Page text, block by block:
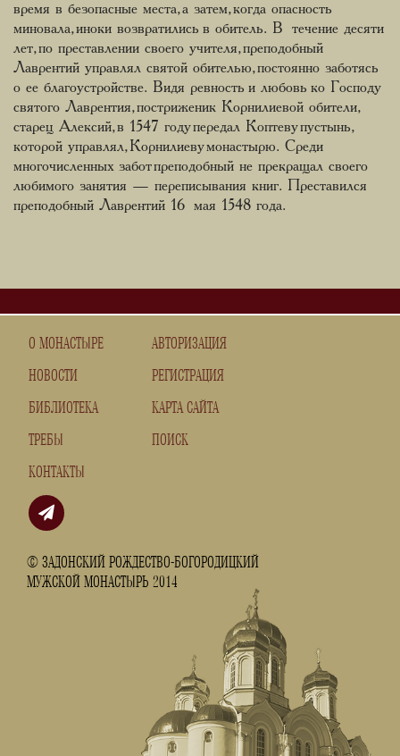
время в безопасные места, а затем, когда опасность
миновала, иноки возвратились в обитель. В течение десяти
лет, по преставлении своего учителя, преподобный
Лаврентий управлял святой обителью, постоянно заботясь
о ее благоустройстве. Видя ревность и любовь ко Господу
святого Лаврентия, постриженик Корнилиевой обители,
старец Алексий, в 1547 году передал Коптеву пустынь,
которой управлял, Корнилиеву монастырю. Среди
многочисленных забот преподобный не прекращал своего
любимого занятия — переписывания книг. Преставился
преподобный Лаврентий 16 мая 1548 года.
О МОНАСТЫРЕ
НОВОСТИ
БИБЛИОТЕКА
ТРЕБЫ
КОНТАКТЫ
© ЗАДОНСКИЙ РОЖДЕСТВО-БОГОРОДИЦКИЙ
МУЖСКОЙ МОНАСТЫРЬ 2014
АВТОРИЗАЦИЯ
РЕГИСТРАЦИЯ
КАРТА САЙТА
ПОИСК